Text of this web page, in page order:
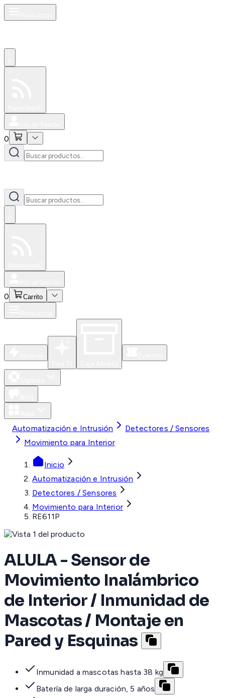
0
0 Carrito
Automatización e Intrusión
Detectores / Sensores
Movimiento para Interior
Inicio
Automatización e Intrusión
Detectores / Sensores
Movimiento para Interior
RE611P
ALULA - Sensor de
Movimiento Inalámbrico
de Interior / Inmunidad de
Mascotas / Montaje en
Pared y Esquinas
Inmunidad a mascotas hasta 38 kg
Batería de larga duración, 5 años